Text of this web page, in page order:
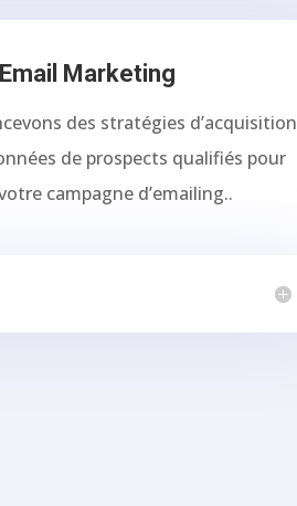
Email Marketing
des stratégies d’acquisition
de prospects qualifiés pour
campagne d’emailing..